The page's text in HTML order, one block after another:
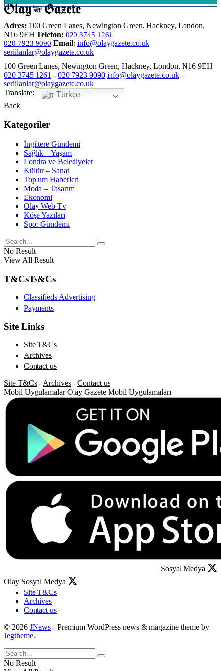
Adres: 100 Green Lanes, Newington Green, Hackney, London,
N16 9EH Telefon: 020 3745 1261
020 7923 9090 Email: info@olaygazete.co.uk
seriilanlar@olaygazete.co.uk
100 Green Lanes, Newington Green, Hackney, London, N16 9EH
020 3745 1261 - 020 7923 9090 info@olaygazete.co.uk -
seriilanlar@olaygazete.co.uk
Translate:
Türkçe
Back
Kategoriler
İngiltere Gündemi
Sağlık – Yaşam
Londra ve Belediyeler
Kültür – Sanat
Toplum Haberleri
Moda – Tasarım
Ekonomi
Olay Web Tv
Köşe Yazıları
Spor Gündemi
No Result
View All Result
T&CsTs&Cs
Classifieds Advertising
Payments
Site Links
Site T&Cs
Archives
Contact us
Site T&Cs - Archives - Contact us
Mobil Uygulamalar Olay Gazete Mobil Uygulamaları
Sosyal Medya
Olay Sosyal Medya
Site T&Cs
Archives
Contact us
© 2026 JNews - Premium WordPress news & magazine theme by
Jegtheme.
No Result